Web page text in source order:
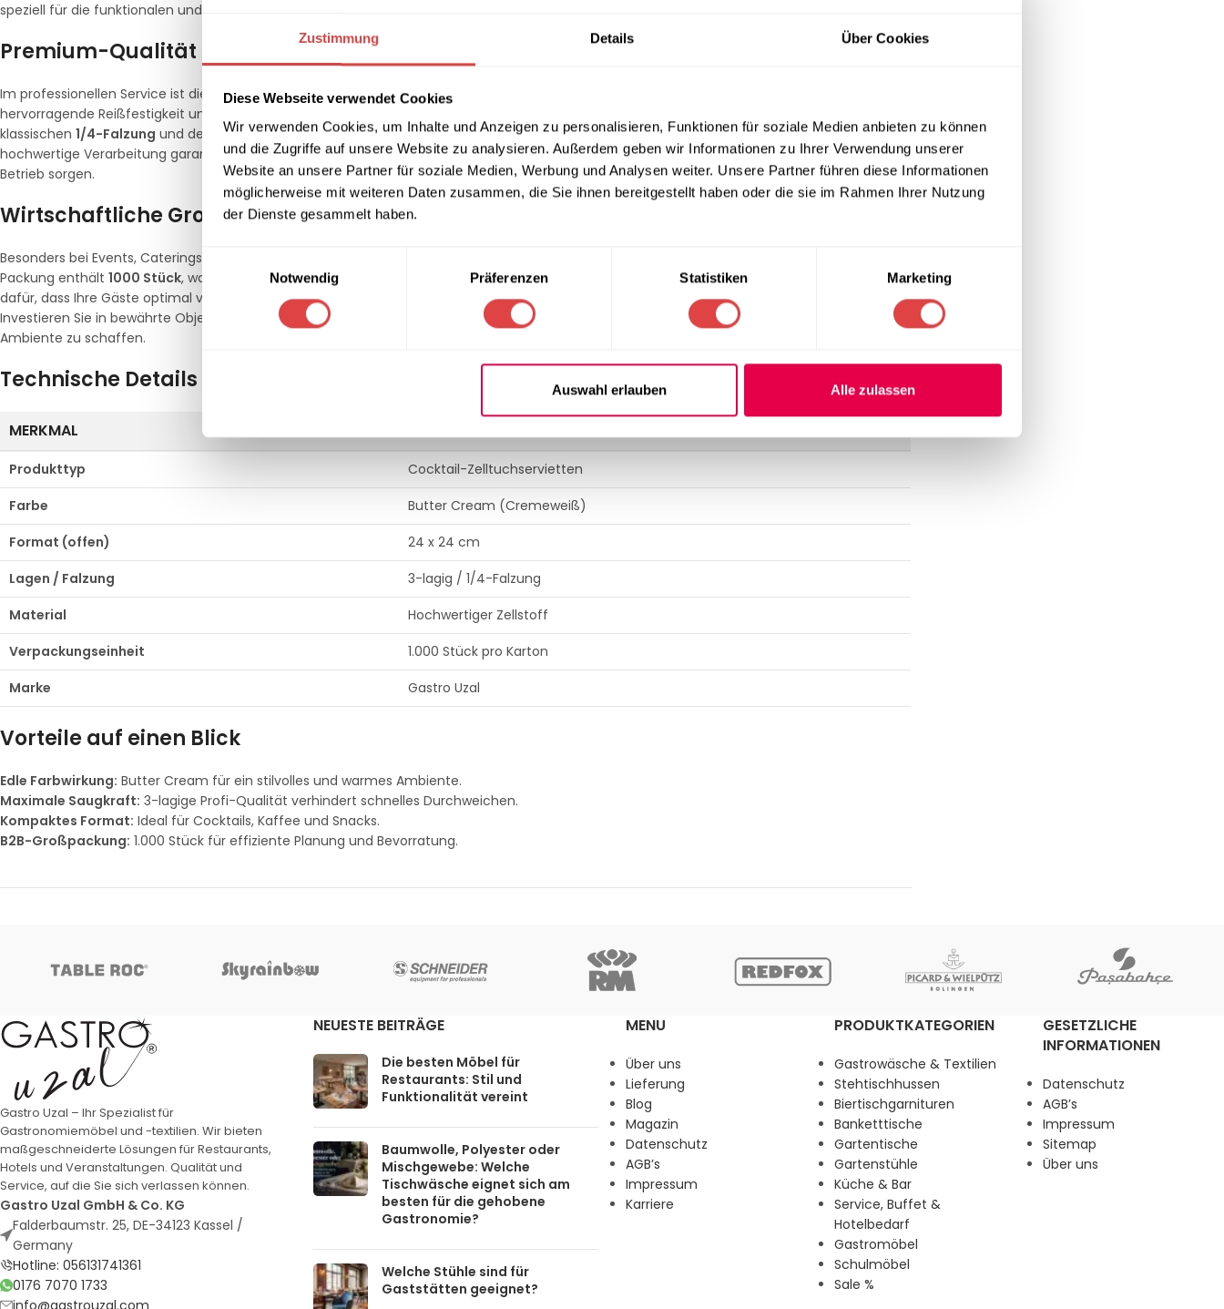
Zustimmung Details Über Cookies
Diese Webseite verwendet Cookies
Wir verwenden Cookies, um Inhalte und Anzeigen zu personalisieren, Funktionen für soziale Medien anbieten zu können
und die Zugriffe auf unsere Website zu analysieren. Außerdem geben wir Informationen zu Ihrer Verwendung unserer
Website an unsere Partner für soziale Medien, Werbung und Analysen weiter. Unsere Partner führen diese Informationen
möglicherweise mit weiteren Daten zusammen, die Sie ihnen bereitgestellt haben oder die sie im Rahmen Ihrer Nutzung
der Dienste gesammelt haben.
Notwendig
Präferenzen Statistiken Marketing
Auswahl erlauben Alle zulassen
speziell für die funktionalen und ästhetischen Anforderungen im B2B-Sektor entwickelt wurde.
Premium-Qualität für den Bar- und Lounge-Bereich
Im professionellen Service ist die Qualität der Serviette ein entscheidendes Detail für das Gästeerlebnis. Die 3-lagige Struktur sorgt für eine
hervorragende Reißfestigkeit und verhindert das schnelle Durchweichen bei kalten Getränken, Cocktails oder Kaffeespezialitäten. Dank der
klassischen 1/4-Falzung und des handlichen Formats eignen sich diese Servietten perfekt als Unterlage für Gläser oder feines Fingerfood. Die
hochwertige Verarbeitung garantiert, dass die Servietten formstabil bleiben und durchgehend für ein gepflegtes Erscheinungsbild in Ihrem
Betrieb sorgen.
Wirtschaftliche Großpackung für professionelle Anwender
Besonders bei Events, Caterings oder im täglichen Barbetrieb ist ein kalkulierbarer Vorrat an hochwertigen Servietten entscheidend. Diese
Packung enthält 1000 Stück, was eine hohe Wirtschaftlichkeit bei gleichbleibend hoher Qualität garantiert. Die 3-lagige Beschaffenheit sorgt
dafür, dass Ihre Gäste optimal versorgt sind, was den Materialverbrauch pro Gast im Vergleich zu einlagigen Varianten effektiv reduziert.
Investieren Sie in bewährte Objektqualität von Gastro Uzal, um Ihren Serviceprozess zu optimieren und gleichzeitig ein edles, einladendes
Ambiente zu schaffen.
Technische Details
MERKMAL
Produkttyp
Cocktail-Zelltuchservietten
Farbe
Butter Cream (Cremeweiß)
Format (offen)
24 x 24 cm
Lagen / Falzung
3-lagig / 1/4-Falzung
Material
Hochwertiger Zellstoff
Verpackungseinheit
1.000 Stück pro Karton
Marke
Gastro Uzal
Vorteile auf einen Blick
Edle Farbwirkung: Butter Cream für ein stilvolles und warmes Ambiente.
Maximale Saugkraft: 3-lagige Profi-Qualität verhindert schnelles Durchweichen.
Kompaktes Format: Ideal für Cocktails, Kaffee und Snacks.
B2B-Großpackung: 1.000 Stück für effiziente Planung und Bevorratung.
Gastro Uzal – Ihr Spezialist für
Gastronomiemöbel und -textilien. Wir bieten
maßgeschneiderte Lösungen für Restaurants,
Hotels und Veranstaltungen. Qualität und
Service, auf die Sie sich verlassen können.
Gastro Uzal GmbH & Co. KG
Falderbaumstr. 25, DE-34123 Kassel /
Germany
Hotline: 056131741361
0176 7070 1733
NEUESTE BEITRÄGE
Die besten Möbel für
Restaurants: Stil und
Funktionalität vereint
Baumwolle, Polyester oder
Mischgewebe: Welche
Tischwäsche eignet sich am
besten für die gehobene
Gastronomie?
Welche Stühle sind für
Gaststätten geeignet?
MENU
Über uns
Lieferung
Blog
Magazin
Datenschutz
AGB’s
Impressum
Karriere
PRODUKTKATEGORIEN
Gastrowäsche & Textilien
Stehtischhussen
Biertischgarnituren
Banketttische
Gartentische
Gartenstühle
Küche & Bar
Service, Buffet &
Hotelbedarf
Gastromöbel
Schulmöbel
Sale %
GESETZLICHE
INFORMATIONEN
Datenschutz
AGB’s
Impressum
Sitemap
Über uns